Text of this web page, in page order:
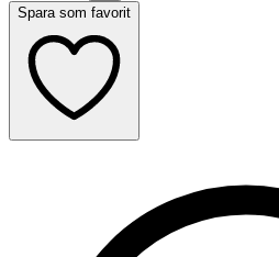
Spara som favorit